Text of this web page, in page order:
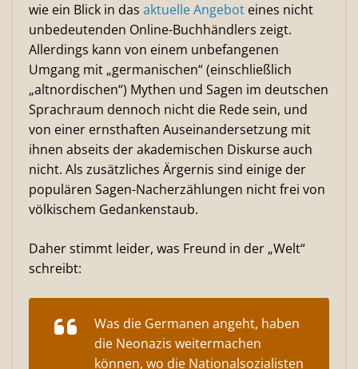
wie ein Blick in das aktuelle Angebot eines nicht
unbedeutenden Online-Buchhändlers zeigt.
Allerdings kann von einem unbefangenen
Umgang mit „germanischen“ (einschließlich
„altnordischen“) Mythen und Sagen im deutschen
Sprachraum dennoch nicht die Rede sein, und
von einer ernsthaften Auseinandersetzung mit
ihnen abseits der akademischen Diskurse auch
nicht. Als zusätzliches Ärgernis sind einige der
populären Sagen-Nacherzählungen nicht frei von
völkischem Gedankenstaub.
Daher stimmt leider, was Freund in der „Welt“
schreibt:
Was die Germanen angeht, haben
die Neonazis weitermachen
können, wo die Nationalsozialisten